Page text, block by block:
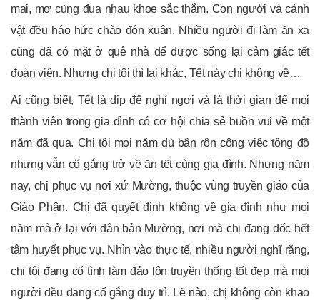
mai, mơ cùng đua nhau khoe sắc thắm. Con người và cảnh
vật đều háo hức chào đón xuân. Nhiều người đi làm ăn xa
cũng đã có mặt ở quê nhà để được sống lại cảm giác tết
đoàn viên. Nhưng chị tôi thì lại khác, Tết này chị không về…
Ai cũng biết, Tết là dịp để nghỉ ngơi và là thời gian để mọi
thành viên trong gia đình có cơ hội chia sẻ buồn vui về một
năm đã qua. Chị tôi mọi năm dù bận rộn công việc tông đồ
nhưng vẫn cố gắng trở về ăn tết cùng gia đình. Nhưng năm
nay, chị phục vụ nơi xứ Mường­, thuộc vùng truyền giáo của
Giáo Phận. Chị đã quyết định không về gia đình như mọi
năm mà ở lại với dân bản Mường, nơi mà chị đang dốc hết
tâm huyết phục vụ. Nhìn vào thực tế, nhiều người nghĩ rằng,
chị tôi đang cố tình làm đảo lộn truyền thống tốt đẹp mà mọi
người đều đang cố gắng duy trì. Lẽ nào, chị không còn khao